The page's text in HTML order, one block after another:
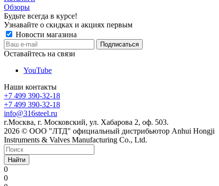
Обзоры
Будьте всегда в курсе!
Узнавайте о скидках и акциях первым
Новости магазина
Оставайтесь на связи
YouTube
Наши контакты
+7 499 390-32-18
+7 499 390-32-18
info@316steel.ru
г.Москва, г. Московский, ул. Хабарова 2, оф. 503.
2026 © ООО "ЛТД" официальный дистрибьютор Anhui Hongji
Instruments & Valves Manufacturing Co., Ltd.
Найти
0
0